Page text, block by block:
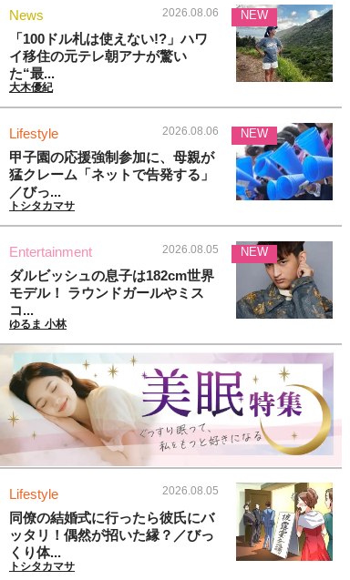
News 2026.08.06
「100ドル札は使えない!?」ハワ
イ移住の元テレ朝アナが驚い
た“最...
大木優紀
NEW
Lifestyle 2026.08.06
甲子園の応援強制参加に、母親が
猛クレーム「ネットで告発する」
／びっ...
トシタカマサ
NEW
Entertainment 2026.08.05
ダルビッシュの息子は182cm世界
モデル！ ラウンドガールやミス
コ...
ゆるま 小林
NEW
Lifestyle 2026.08.05
同僚の結婚式に行ったら彼氏にバ
ッタリ！偶然が招いた縁？／びっ
くり体...
トシタカマサ